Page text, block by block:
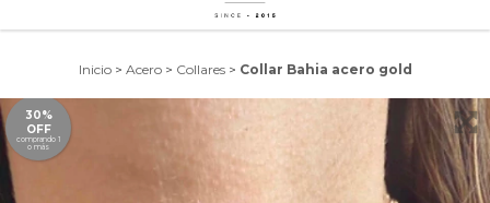
Inicio > Acero > Collares > Collar Bahia acero gold
30%
OFF
comprando 1
o más